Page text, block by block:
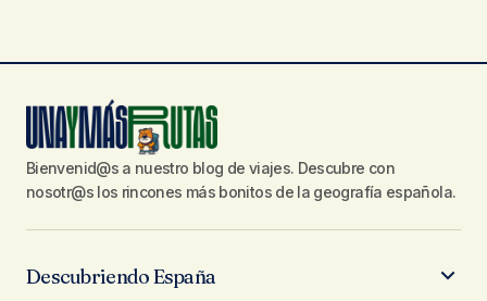
Bienvenid@s a nuestro blog de viajes. Descubre con
nosotr@s los rincones más bonitos de la geografía española.
Descubriendo España